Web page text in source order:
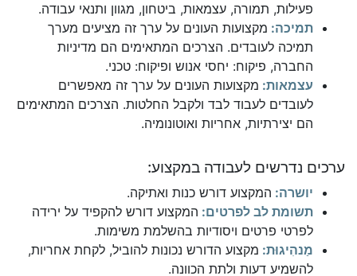
פעילות, תמורה, עצמאות, ביטחון, מגוון ותנאי עבודה.
תמיכה: מקצועות העונים על ערך זה מציעים מערך
תמיכה לעובדים. הצרכים המתאימים הם מדיניות
החברה, פיקוח: יחסי אנוש ופיקוח: טכני.
עצמאות: מקצועות העונים על ערך זה מאפשרים
לעובדים לעבוד לבד ולקבל החלטות. הצרכים המתאימים
הם יצירתיות, אחריות ואוטונומיה.
ערכים נדרשים לעבודה במקצוע:
יושרה: המקצוע דורש כנות ואתיקה.
תשומת לב לפרטים: המקצוע דורש להקפיד על ירידה
לפרטי פרטים ויסודיות בהשלמת משימות.
מַנהִיגוּת: מקצוע הדורש נכונות להוביל, לקחת אחריות,
להשמיע דעות ולתת הכוונה.